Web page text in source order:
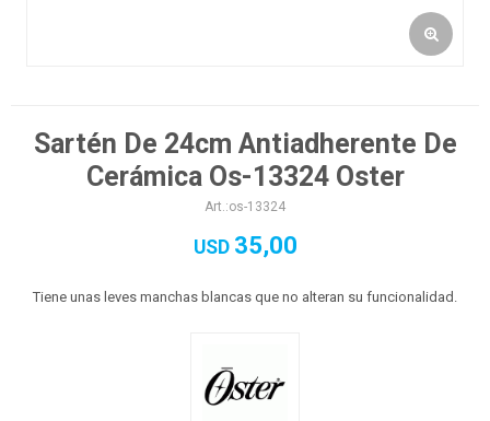
Sartén De 24cm Antiadherente De
Cerámica Os-13324 Oster
os-13324
USD 35,00
Tiene unas leves manchas blancas que no alteran su funcionalidad.